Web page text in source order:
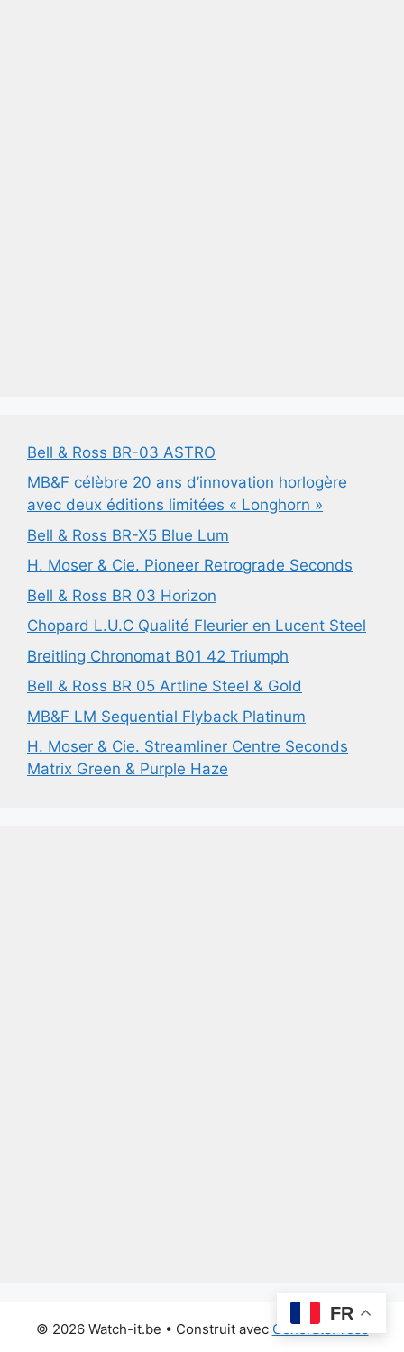
Bell & Ross BR-03 ASTRO
MB&F célèbre 20 ans d’innovation horlogère
avec deux éditions limitées « Longhorn »
Bell & Ross BR-X5 Blue Lum
H. Moser & Cie. Pioneer Retrograde Seconds
Bell & Ross BR 03 Horizon
Chopard L.U.C Qualité Fleurier en Lucent Steel
Breitling Chronomat B01 42 Triumph
Bell & Ross BR 05 Artline Steel & Gold
MB&F LM Sequential Flyback Platinum
H. Moser & Cie. Streamliner Centre Seconds
Matrix Green & Purple Haze
© 2026 Watch-it.be • Construit avec GeneratePress
FR